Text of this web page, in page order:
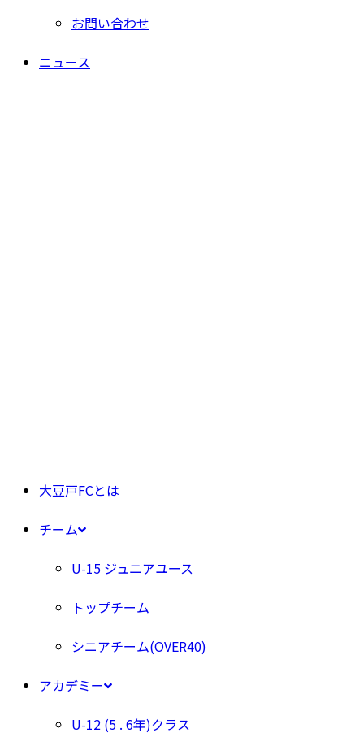
お問い合わせ
ニュース
大豆戸FCとは
チーム
U-15 ジュニアユース
トップチーム
シニアチーム(OVER40)
アカデミー
U-12 (5 . 6年)クラス